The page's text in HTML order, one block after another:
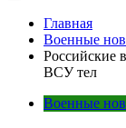
Главная
Военные
Российские
ВСУ тел
Военные